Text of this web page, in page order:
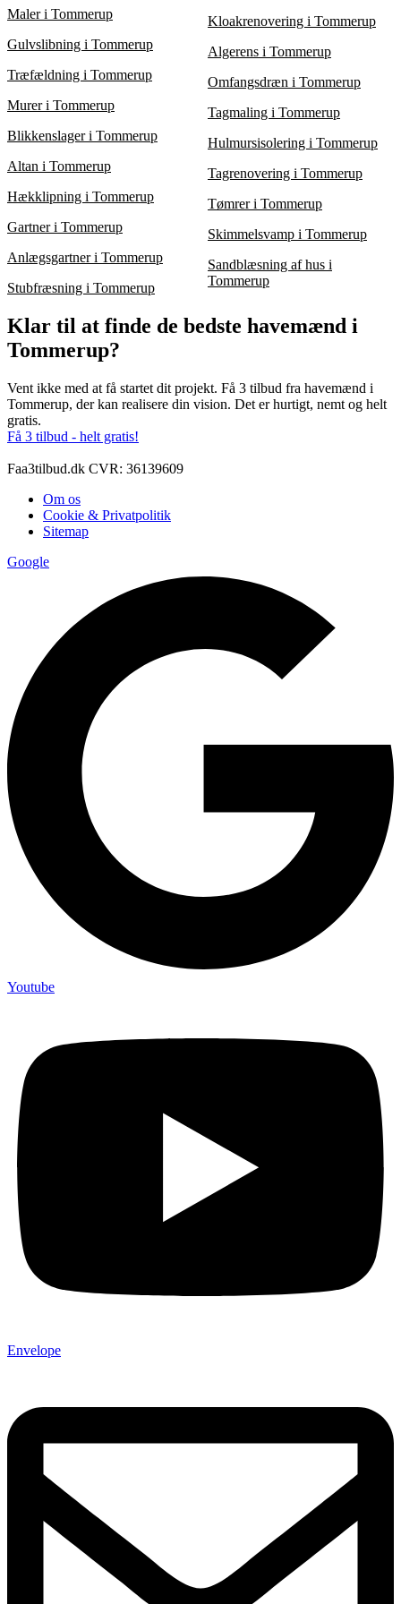
Maler i Tommerup
Gulvslibning i Tommerup
Træfældning i Tommerup
Murer i Tommerup
Blikkenslager i Tommerup
Altan i Tommerup
Hækklipning i Tommerup
Gartner i Tommerup
Anlægsgartner i Tommerup
Stubfræsning i Tommerup
Kloakrenovering i Tommerup
Algerens i Tommerup
Omfangsdræn i Tommerup
Tagmaling i Tommerup
Hulmursisolering i Tommerup
Tagrenovering i Tommerup
Tømrer i Tommerup
Skimmelsvamp i Tommerup
Sandblæsning af hus i
Tommerup
Klar til at finde de bedste havemænd i
Tommerup?
Vent ikke med at få startet dit projekt. Få 3 tilbud fra havemænd i
Tommerup, der kan realisere din vision. Det er hurtigt, nemt og helt
gratis.
Få 3 tilbud - helt gratis!
Faa3tilbud.dk CVR: 36139609
Om os
Cookie & Privatpolitik
Sitemap
Google
Youtube
Envelope